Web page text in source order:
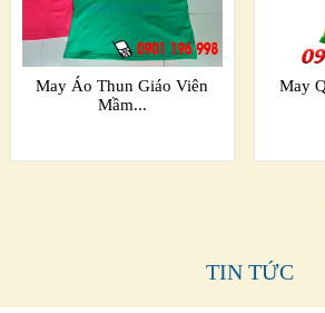
May Áo Thun Giáo Viên
Mầm...
May
TIN TỨC